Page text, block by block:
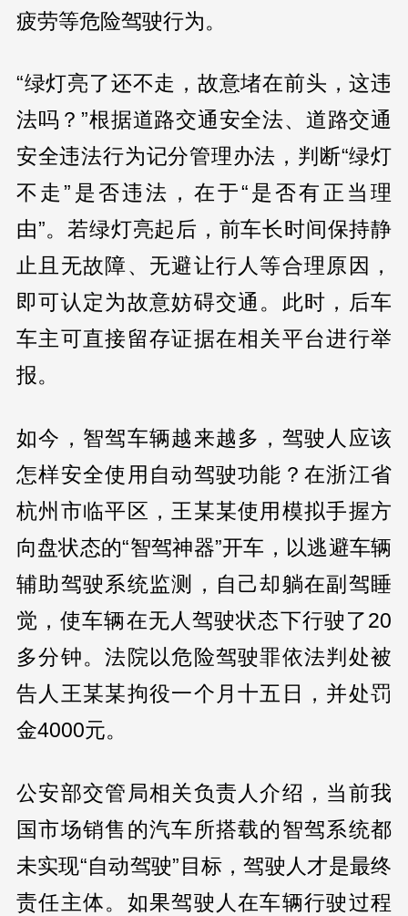
疲劳等危险驾驶行为。
“绿灯亮了还不走，故意堵在前头，这违
法吗？”根据道路交通安全法、道路交通
安全违法行为记分管理办法，判断“绿灯
不走”是否违法，在于“是否有正当理
由”。若绿灯亮起后，前车长时间保持静
止且无故障、无避让行人等合理原因，
即可认定为故意妨碍交通。此时，后车
车主可直接留存证据在相关平台进行举
报。
如今，智驾车辆越来越多，驾驶人应该
怎样安全使用自动驾驶功能？在浙江省
杭州市临平区，王某某使用模拟手握方
向盘状态的“智驾神器”开车，以逃避车辆
辅助驾驶系统监测，自己却躺在副驾睡
觉，使车辆在无人驾驶状态下行驶了20
多分钟。法院以危险驾驶罪依法判处被
告人王某某拘役一个月十五日，并处罚
金4000元。
公安部交管局相关负责人介绍，当前我
国市场销售的汽车所搭载的智驾系统都
未实现“自动驾驶”目标，驾驶人才是最终
责任主体。如果驾驶人在车辆行驶过程